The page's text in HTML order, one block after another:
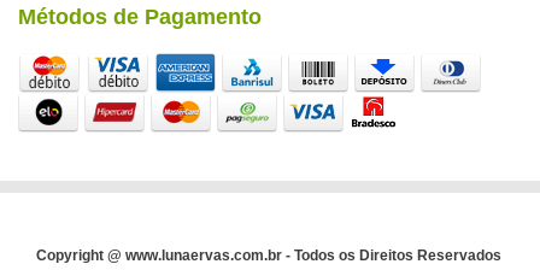
Métodos de Pagamento
Copyright @ www.lunaervas.com.br - Todos os Direitos Reservados